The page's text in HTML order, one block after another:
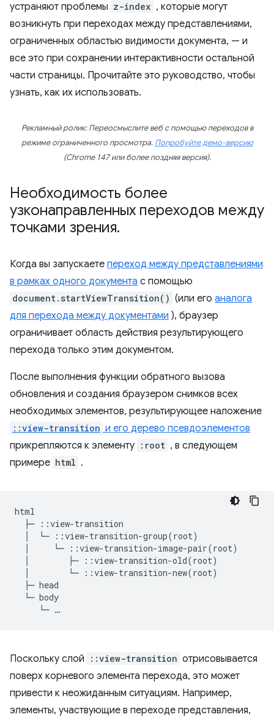
устраняют проблемы z-index , которые могут
возникнуть при переходах между представлениями,
ограниченных областью видимости документа, — и
все это при сохранении интерактивности остальной
части страницы. Прочитайте это руководство, чтобы
узнать, как их использовать.
Рекламный ролик: Переосмыслите веб с помощью переходов в
режиме ограниченного просмотра. Попробуйте демо-версию
(Chrome 147 или более поздняя версия).
Необходимость более
узконаправленных переходов между
точками зрения.
Когда вы запускаете переход между представлениями
в рамках одного документа с помощью
document.startViewTransition() (или его аналога
для перехода между документами ), браузер
ограничивает область действия результирующего
перехода только этим документом.
После выполнения функции обратного вызова
обновления и создания браузером снимков всех
необходимых элементов, результирующее наложение
::view-transition и его дерево псевдоэлементов
прикрепляются к элементу :root , в следующем
примере html .
html
  ├─ ::view-transition
  │  └─ ::view-transition-group(root)
  │     └─ ::view-transition-image-pair(root)
  │        ├─ ::view-transition-old(root)
  │        └─ ::view-transition-new(root)
  ├─ head
  └─ body
Поскольку слой ::view-transition отрисовывается
поверх корневого элемента перехода, это может
привести к неожиданным ситуациям. Например,
элементы, участвующие в переходе представления,